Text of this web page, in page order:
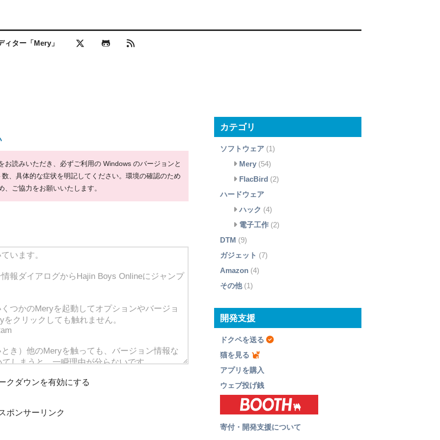
ィター「Mery」
お読みいただき、必ずご利用の Windows のバージョンと
、具体的な症状を明記してください。環境の確認のため
ご協力をお願いいたします。
クダウンを有効にする
ポンサーリンク
カテゴリ
ソフトウェア(1)
Mery (54)
FlacBird (2)
ハードウェア
ハック (4)
電子工作 (2)
DTM (9)
ガジェット (7)
Amazon(4)
その他(1)
開発支援
ドクペを送る
猫を見る
アプリを購入
ウェブ投げ銭
寄付・開発支援について